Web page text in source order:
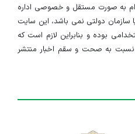
به صورت مستقل و خصوصی اداره
دولتی نمی باشد، این سایت
بوده و بنابراین لازم است که
نسبت به صحت و سقم اخبار منتشر